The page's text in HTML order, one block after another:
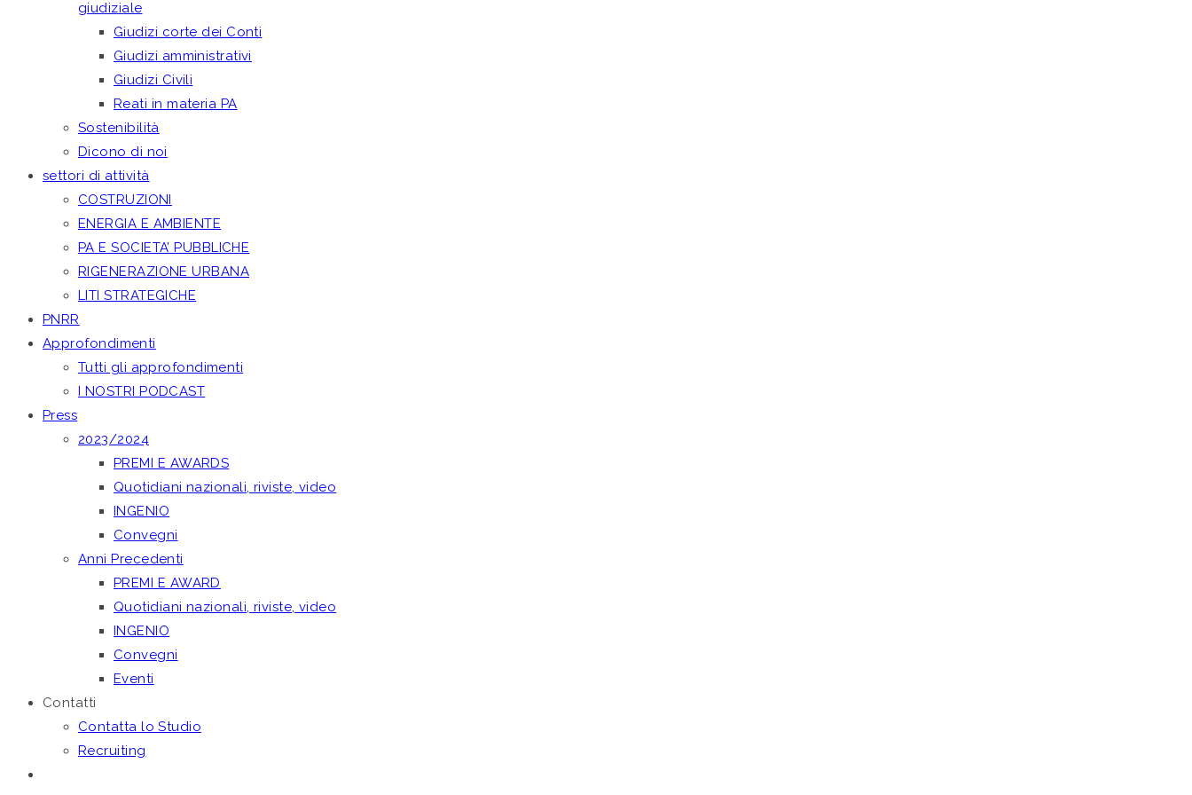
giudiziale
Giudizi corte dei Conti
Giudizi amministrativi
Giudizi Civili
Reati in materia PA
Sostenibilità
Dicono di noi
settori di attività
COSTRUZIONI
ENERGIA E AMBIENTE
PA E SOCIETA’ PUBBLICHE
RIGENERAZIONE URBANA
LITI STRATEGICHE
PNRR
Approfondimenti
Tutti gli approfondimenti
I NOSTRI PODCAST
Press
2023/2024
PREMI E AWARDS
Quotidiani nazionali, riviste, video
INGENIO
Convegni
Anni Precedenti
PREMI E AWARD
Quotidiani nazionali, riviste, video
INGENIO
Convegni
Eventi
Contatti
Contatta lo Studio
Recruiting